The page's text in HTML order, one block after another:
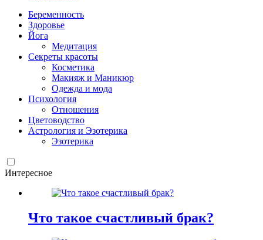
Беременность
Здоровье
Йога
Медитация
Секреты красоты
Косметика
Макияж и Маникюр
Одежда и мода
Психология
Отношения
Цветоводство
Астрология и Эзотерика
Эзотерика
Интересное
Что такое счастливый брак?